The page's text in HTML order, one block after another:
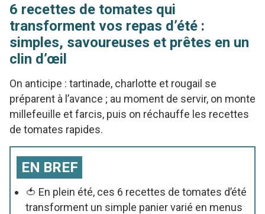
6 recettes de tomates qui
transforment vos repas d’été :
simples, savoureuses et prêtes en un
clin d’œil
On anticipe : tartinade, charlotte et rougail se
préparent à l’avance ; au moment de servir, on monte
millefeuille et farcis, puis on réchauffe les recettes
de tomates rapides.
EN BREF
🍅 En plein été, ces 6 recettes de tomates d’été
transforment un simple panier varié en menus